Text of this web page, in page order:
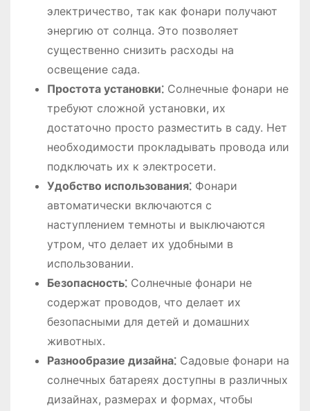
электричество, так как фонари получают
энергию от солнца. Это позволяет
существенно снизить расходы на
освещение сада.
Простота установки⁚Солнечные фонари не
требуют сложной установки, их
достаточно просто разместить в саду. Нет
необходимости прокладывать провода или
подключать их к электросети.
Удобство использования⁚Фонари
автоматически включаются с
наступлением темноты и выключаются
утром, что делает их удобными в
использовании.
Безопасность⁚Солнечные фонари не
содержат проводов, что делает их
безопасными для детей и домашних
животных.
Разнообразие дизайна⁚Садовые фонари на
солнечных батареях доступны в различных
дизайнах, размерах и формах, чтобы